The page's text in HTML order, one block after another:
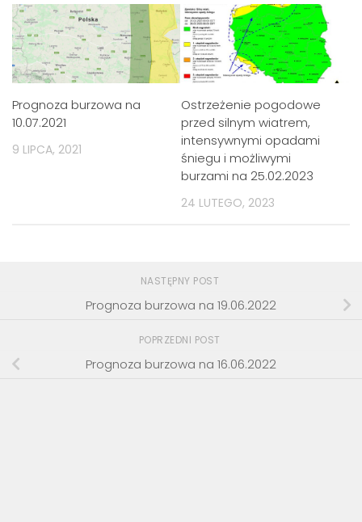
Prognoza burzowa na
10.07.2021
9 LIPCA, 2021
Ostrzeżenie pogodowe
przed silnym wiatrem,
intensywnymi opadami
śniegu i możliwymi
burzami na 25.02.2023
24 LUTEGO, 2023
NASTĘPNY POST
Prognoza burzowa na 19.06.2022
POPRZEDNI POST
Prognoza burzowa na 16.06.2022